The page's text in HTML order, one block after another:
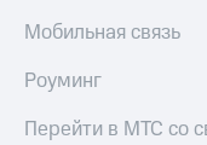
Мобильная связь
Роуминг
Перейти в МТС со